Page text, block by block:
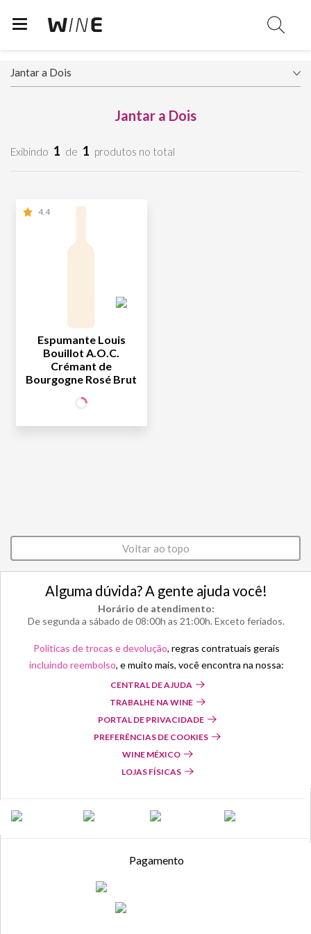
Jantar a Dois
Exibindo 1 de 1 produtos no total
4.4
Espumante Louis
Bouillot A.O.C.
Crémant de
Bourgogne Rosé Brut
R$ 149
Voltar ao topo
Alguma dúvida? A gente ajuda você!
Horário de atendimento:
De segunda a sábado de 08:00h as 21:00h. Exceto feriados.
Políticas de trocas e devolução, regras contratuais gerais
incluindo reembolso, e muito mais, você encontra na nossa:
CENTRAL DE AJUDA
TRABALHE NA WINE
PORTAL DE PRIVACIDADE
PREFERÊNCIAS DE COOKIES
WINE MÉXICO
LOJAS FÍSICAS
Pagamento